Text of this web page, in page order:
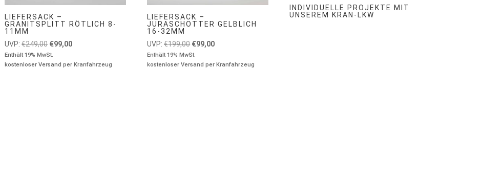
LIEFERSACK –
GRANITSPLITT RÖTLICH 8-
11MM
UVP: €249,00 Ursprünglicher
Preis
war:
€99,00Aktueller
ist:
Enthält 19% MwSt.
kostenloser Versand per Kranfahrzeug
LIEFERSACK –
JURASCHOTTER GELBLICH
16-32MM
UVP: €199,00 Ursprünglicher
Preis
war:
€99,00Aktueller
ist:
Enthält 19% MwSt.
kostenloser Versand per Kranfahrzeug
INDIVIDUELLE PROJEKTE MIT
UNSEREM KRAN-LKW